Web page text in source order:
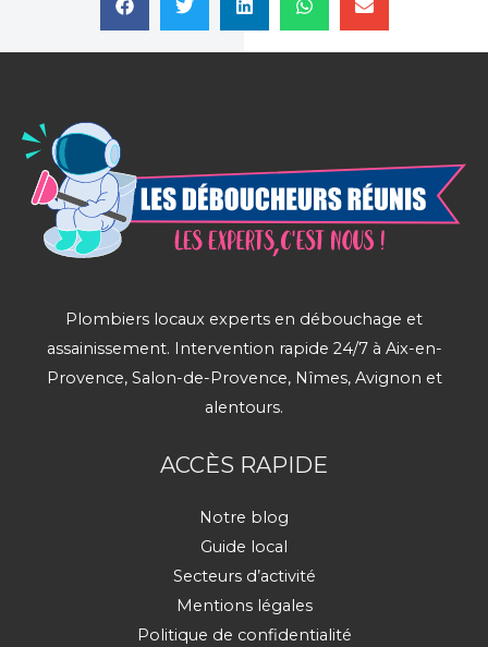
Plombiers locaux experts en débouchage et
assainissement. Intervention rapide 24/7 à Aix-en-
Provence, Salon-de-Provence, Nîmes, Avignon et
alentours.
ACCÈS RAPIDE
Notre blog
Guide local
Secteurs d’activité
Mentions légales
Politique de confidentialité